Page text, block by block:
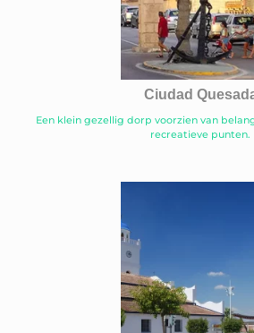
Ciudad
Een klein gezellig dorp voorzien van
recreatieve punten.